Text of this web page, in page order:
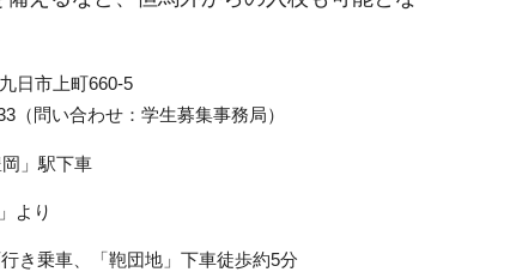
日市上町660-5
（問い合わせ：学生募集事務局）
」駅下車
より
き乗車、「鞄団地」下車徒歩約5分